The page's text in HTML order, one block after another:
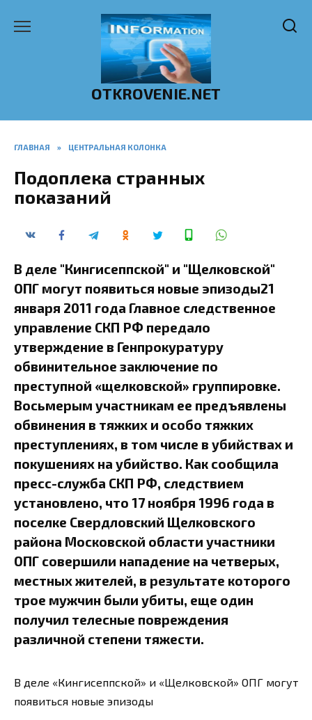
OTKROVENIE.NET
ГЛАВНАЯ » ЦЕНТРАЛЬНАЯ КОЛОНКА
Подоплека странных
показаний
В деле "Кингисеппской" и "Щелковской"
ОПГ могут появиться новые эпизоды21
января 2011 года Главное следственное
управление СКП РФ передало
утверждение в Генпрокуратуру
обвинительное заключение по
преступной «щелковской» группировке.
Восьмерым участникам ее предъявлены
обвинения в тяжких и особо тяжких
преступлениях, в том числе в убийствах и
покушениях на убийство. Как сообщила
пресс-служба СКП РФ, следствием
установлено, что 17 ноября 1996 года в
поселке Свердловский Щелковского
района Московской области участники
ОПГ совершили нападение на четверых,
местных жителей, в результате которого
трое мужчин были убиты, еще один
получил телесные повреждения
различной степени тяжести.
В деле «Кингисеппской» и «Щелковской» ОПГ могут
появиться новые эпизоды